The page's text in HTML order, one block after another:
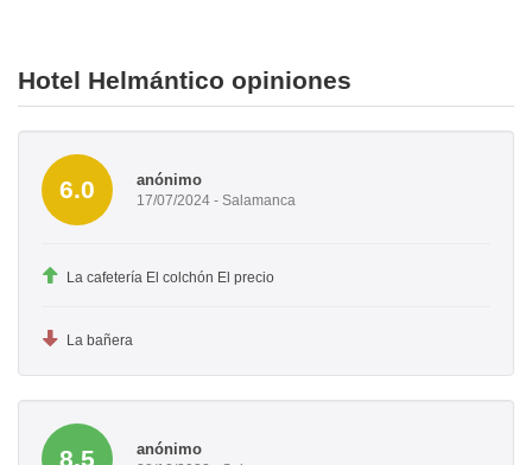
Hotel Helmántico opiniones
6.0 anónimo
17/07/2024 - Salamanca
La cafetería El colchón El precio
La bañera
8.5 anónimo